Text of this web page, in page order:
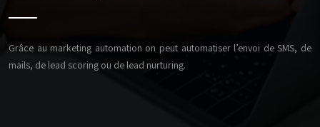
Grâce au marketing automation on peut automatiser l’envoi de SMS, de
mails, de lead scoring ou de lead nurturing.